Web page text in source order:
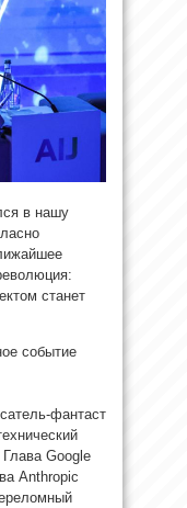
в нашу
станет
событие
фантаст
Глава Google
Anthropic